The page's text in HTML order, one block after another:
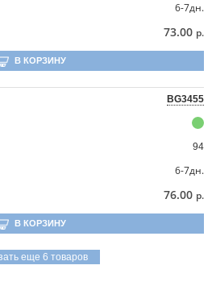
6-7дн.
73.00 р.
В КОРЗИНУ
BG3455
94
6-7дн.
76.00 р.
В КОРЗИНУ
еще 6 товаров